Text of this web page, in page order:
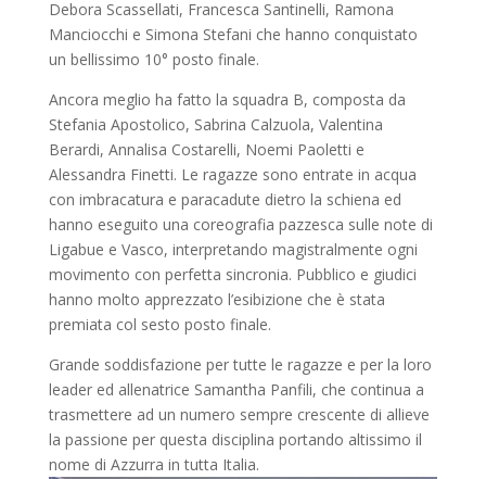
Debora Scassellati, Francesca Santinelli, Ramona
Manciocchi e Simona Stefani che hanno conquistato
un bellissimo 10° posto finale.
Ancora meglio ha fatto la squadra B, composta da
Stefania Apostolico, Sabrina Calzuola, Valentina
Berardi, Annalisa Costarelli, Noemi Paoletti e
Alessandra Finetti. Le ragazze sono entrate in acqua
con imbracatura e paracadute dietro la schiena ed
hanno eseguito una coreografia pazzesca sulle note di
Ligabue e Vasco, interpretando magistralmente ogni
movimento con perfetta sincronia. Pubblico e giudici
hanno molto apprezzato l’esibizione che è stata
premiata col sesto posto finale.
Grande soddisfazione per tutte le ragazze e per la loro
leader ed allenatrice Samantha Panfili, che continua a
trasmettere ad un numero sempre crescente di allieve
la passione per questa disciplina portando altissimo il
nome di Azzurra in tutta Italia.